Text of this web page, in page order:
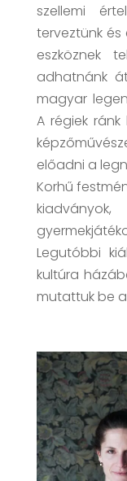
szellemi
terveztünk
eszköznek
adhatnánk
magyar
A régiek
előadni a
Korhű
Legutóbbi
kultúra
mutattuk be